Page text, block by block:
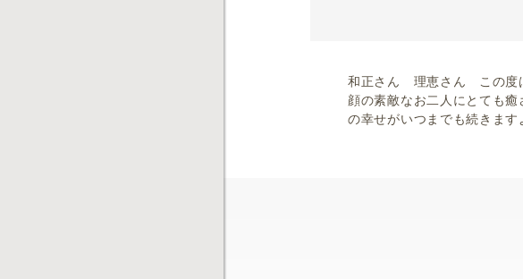
和正さん 理恵さん この度
顔の素敵なお二人にとても
の幸せがいつまでも続きます